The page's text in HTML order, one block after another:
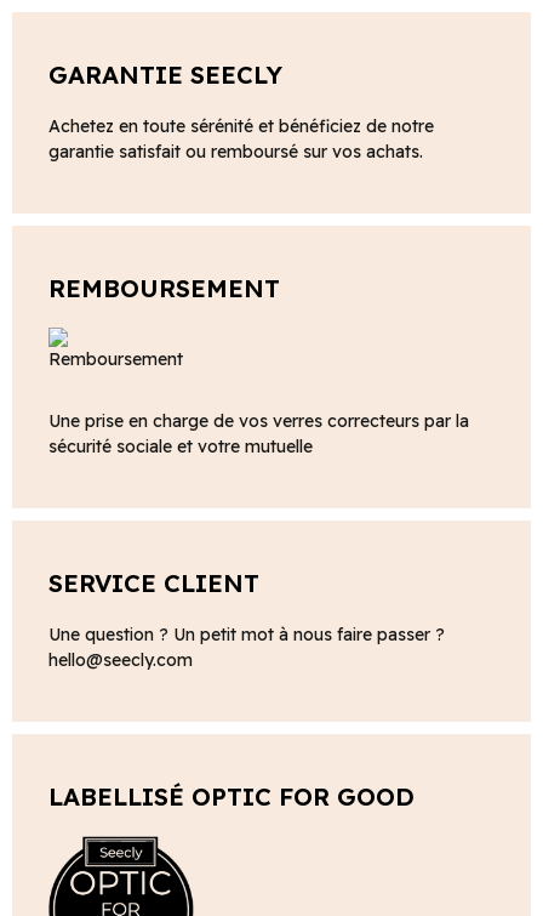
GARANTIE SEECLY
Achetez en toute sérénité et bénéficiez de notre
garantie satisfait ou remboursé sur vos achats.
REMBOURSEMENT
Une prise en charge de vos verres correcteurs par la
sécurité sociale et votre mutuelle
SERVICE CLIENT
Une question ? Un petit mot à nous faire passer ?
hello@seecly.com
LABELLISÉ OPTIC FOR GOOD